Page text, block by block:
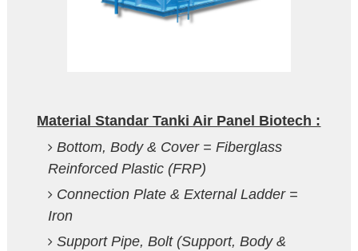
Material Standar Tanki Air Panel Biotech :
Bottom, Body & Cover = Fiberglass
Reinforced Plastic (FRP)
Connection Plate & External Ladder =
Iron
Support Pipe, Bolt (Support, Body &